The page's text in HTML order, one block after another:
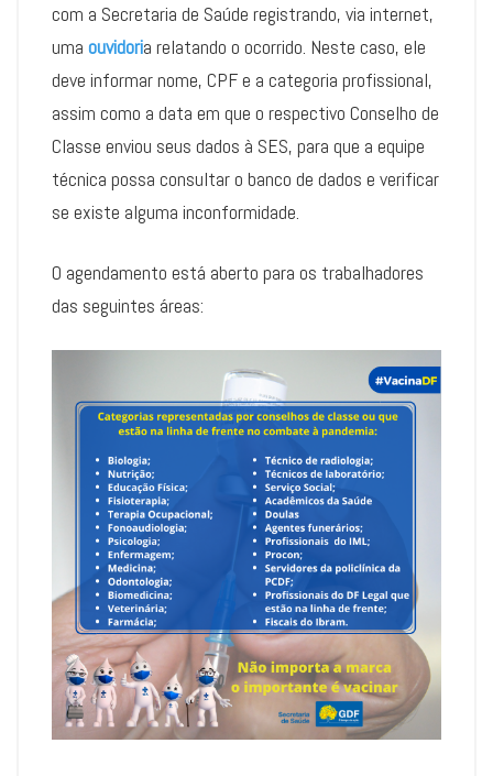
com a Secretaria de Saúde registrando, via internet,
uma ouvidoria relatando o ocorrido. Neste caso, ele
deve informar nome, CPF e a categoria profissional,
assim como a data em que o respectivo Conselho de
Classe enviou seus dados à SES, para que a equipe
técnica possa consultar o banco de dados e verificar
se existe alguma inconformidade.
O agendamento está aberto para os trabalhadores
das seguintes áreas: